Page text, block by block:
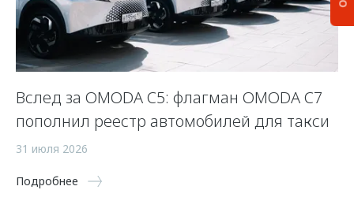
Вслед за OMODA C5: флагман OMODA C7
пополнил реестр автомобилей для такси
31 июля 2026
Подробнее